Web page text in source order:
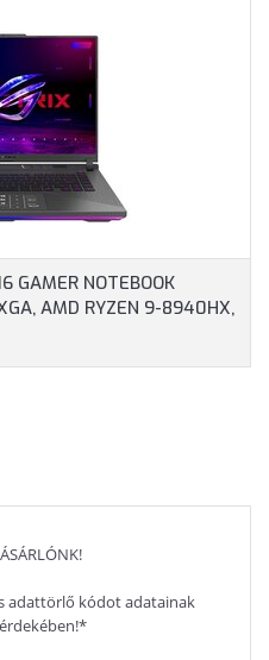
BILLENTYŰZET,
OPERÁCIÓS RENDSZER
NÉLKÜL, 3 ÉV GARANCIA,
KÉK SZÍNBEN
GAMER NOTEBOOK
AMD RYZEN 9-8940HX,
RTX 5070TI 12GB,
RENDSZER NÉLKÜL,
adattörlő kódot adatainak